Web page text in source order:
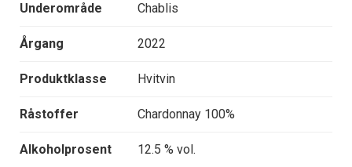
Underområde Chablis
Årgang 2022
Produktklasse Hvitvin
Råstoffer Chardonnay 100%
Alkoholprosent 12.5 % vol.